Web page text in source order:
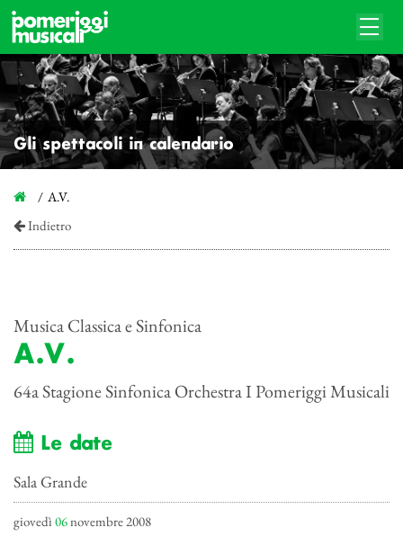
Gli spettacoli in calendario
A.V.
Indietro
Musica Classica e Sinfonica
A.V.
64a Stagione Sinfonica Orchestra I Pomeriggi Musicali
Le date
Sala Grande
giovedì 06novembre 2008